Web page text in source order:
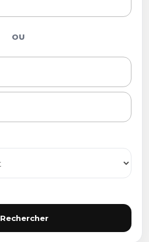
OU
Rechercher